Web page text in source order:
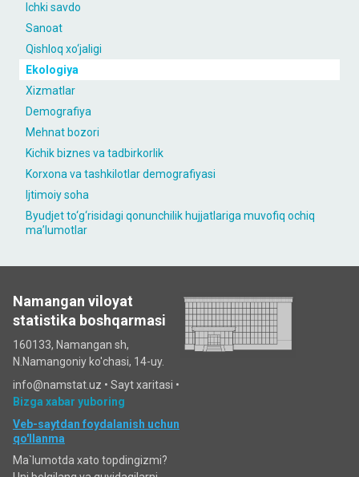
Ichki savdo
Sanoat
Qishloq xo‘jaligi
Ekologiya
Xizmatlar
Demografiya
Mehnat bozori
Kichik biznes va tadbirkorlik
Korxona va tashkilotlar demografiyasi
Ijtimoiy soha
Byudjet to‘g‘risidagi qonunchilik hujjatlariga muvofiq ochiq
maʼlumotlar
Namangan viloyat
statistika boshqarmasi
160133, Namangan sh,
N.Namangoniy ko'chasi, 14-uy.
info@namstat.uz • Sayt xaritasi •
Bizga xabar yuboring
Veb-saytdan foydalanish uchun
qo'llanma
Ma`lumotda xato topdingizmi?